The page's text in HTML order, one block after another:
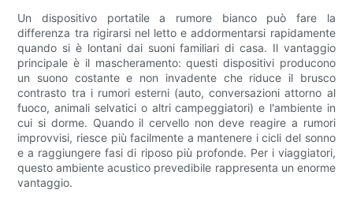
Un dispositivo portatile a rumore bianco può fare la
differenza tra rigirarsi nel letto e addormentarsi rapidamente
quando si è lontani dai suoni familiari di casa. Il vantaggio
principale è il mascheramento: questi dispositivi producono
un suono costante e non invadente che riduce il brusco
contrasto tra i rumori esterni (auto, conversazioni attorno al
fuoco, animali selvatici o altri campeggiatori) e l'ambiente in
cui si dorme. Quando il cervello non deve reagire a rumori
improvvisi, riesce più facilmente a mantenere i cicli del sonno
e a raggiungere fasi di riposo più profonde. Per i viaggiatori,
questo ambiente acustico prevedibile rappresenta un enorme
vantaggio.